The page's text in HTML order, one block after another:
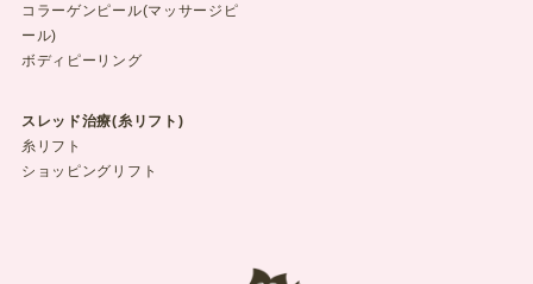
コラーゲンピール(マッサージピ
ール)
ボディピーリング
スレッド治療(糸リフト)
糸リフト
ショッピングリフト